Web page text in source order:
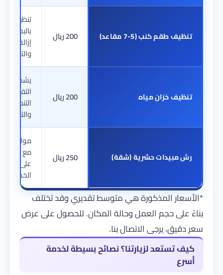
تنظيف طقم كنب (5-7 مقاعد) 200 ريال
تنظيف
بالبخار مع
إزالة البقع
والتعقيم
تنظيف خزان مياه 200 ريال
يشمل
التفريغ،
التنظيف،
والتعقيم
رش مبيدات حشرية (شقة) 250 ريال
مواد آمنة
مع ضمان
على
الخدمة
*الأسعار المذكورة هي متوسط تقديري وقد تختلف
بناءً على حجم العمل وحالة المكان. للحصول على عرض
سعر دقيق، يرجى الاتصال بنا.
كيف تستعد لزيارتنا؟ نصائح بسيطة لخدمة
أسرع